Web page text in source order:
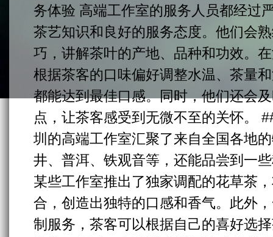
务体验 高端工作室的服务人员都经过
茶艺知识和良好的服务态度。他们会
巧，讲解茶叶的产地、品种和功效。
根据茶客的口味偏好调整水温、茶量
都能达到最佳口感。同时，他们还会
点，让茶客感受到无微不至的关怀。
圳的高端工作室汇聚了来自全国各地
井、普洱、铁观音等，还能品尝到一
某些工作室推出了独家调配的花草茶
合，创造出独特的口感和香气。此外
制服务，茶客可以根据自己的喜好选